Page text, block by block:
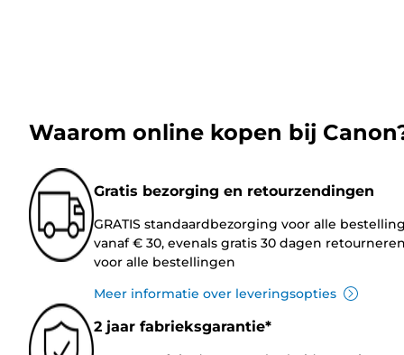
Waarom online kopen bij
Gratis bezorging en retourzendingen
GRATIS standaardbezorging voor alle
vanaf € 30, evenals gratis 30 dagen
voor alle bestellingen
Meer informatie over leveringsopties
2 jaar fabrieksgarantie*